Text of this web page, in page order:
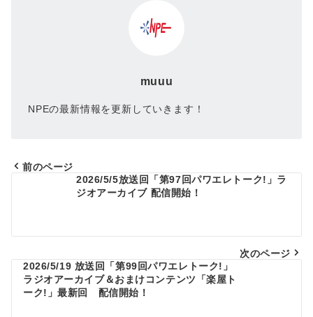
muuu
NPEの最新情報を更新していきます！
ビ
ゲ
前のページ
2026/5/5放送回「第97回パワエレトーク!」ラ
ジオアーカイブ 配信開始！
次のページ
2026/5/19 放送回「第99回パワエレトーク!」
ラジオアーカイブ＆おまけコンテンツ「楽屋ト
ーク!」最新回 配信開始！